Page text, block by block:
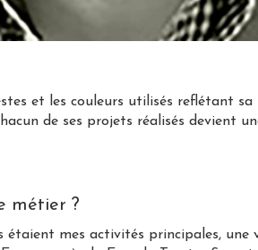
et les couleurs utilisés reflétant sa
de ses projets réalisés devient
métier ?
étaient mes activités principales,